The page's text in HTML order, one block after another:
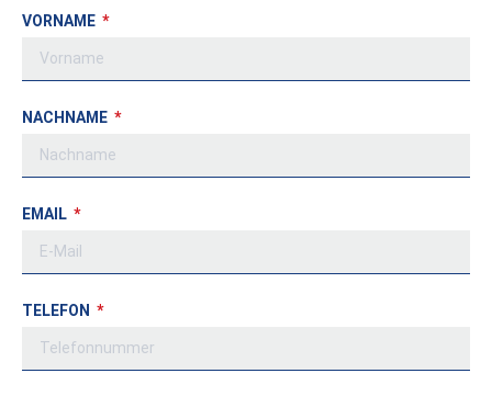
VORNAME
NACHNAME
EMAIL
TELEFON